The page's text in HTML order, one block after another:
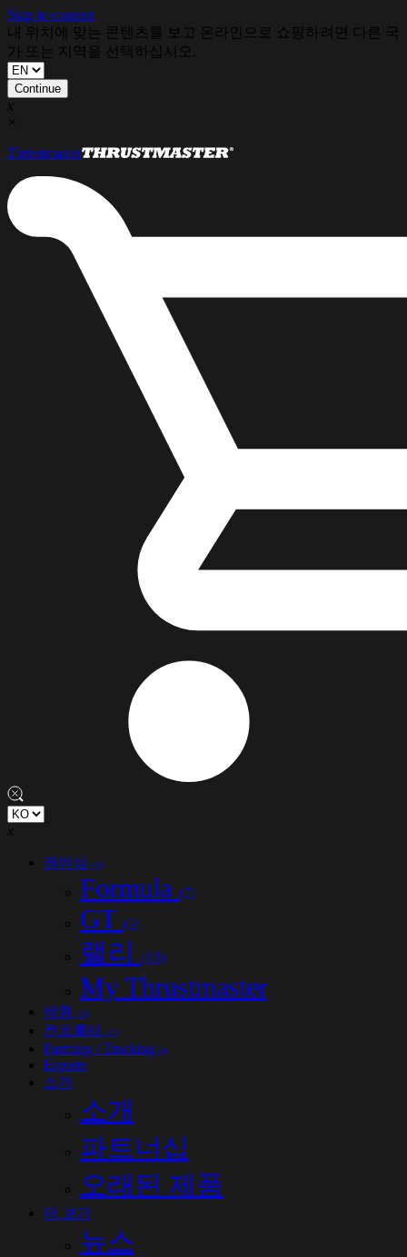
Skip to content
내 위치에 맞는 콘텐츠를 보고 온라인으로 쇼핑하려면 다른 국
가 또는 지역을 선택하십시오.
Continue
x
×
Thrustmaster
x
레이싱 (47)
Formula (7)
GT (5)
랠리 (13)
My Thrustmaster
비행 (32)
컨트롤러 (17)
Farming / Trucking (9)
Esports
소개
소개
파트너십
오래된 제품
더 보기
뉴스